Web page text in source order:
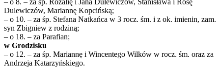
– o 8. – za śp. Rozalię i Jana Dulewiczów, Stanisława i Rosę
Dulewiczów, Mariannę Kopcińską;
– o 10. – za śp. Stefana Natkańca w 3 rocz. śm. i z ok. imienin, zam.
syn Zbigniew z rodziną;
– o 18. – za Parafian;
w Grodzisku
– o 12. – za śp. Mariannę i Wincentego Wilków w rocz. śm. oraz za
Andrzeja Katarzyńskiego.